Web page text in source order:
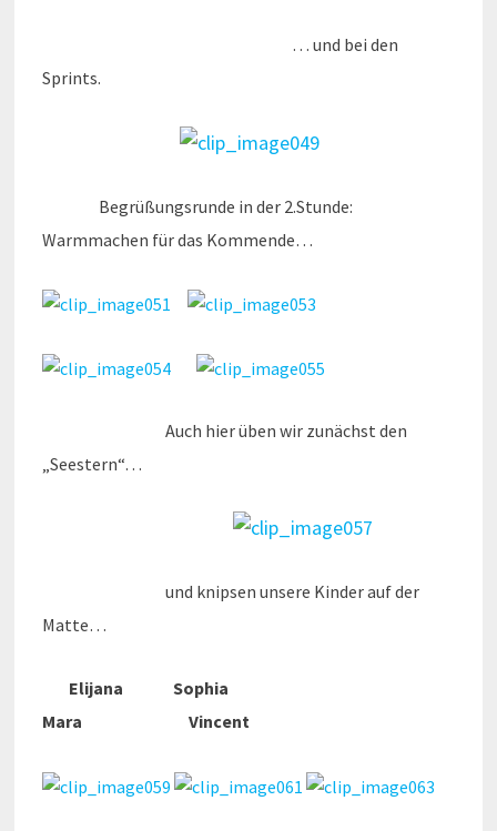
… und bei den
Sprints.
Begrüßungsrunde in der 2.Stunde:
Warmmachen für das Kommende…
Auch hier üben wir zunächst den
„Seestern“…
und knipsen unsere Kinder auf der
Matte…
Elijana
Sophia
Mara
Vincent